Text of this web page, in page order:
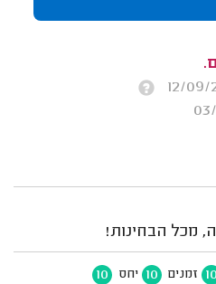
מכל הבחינות!
10 זמנים 10 יחס 10